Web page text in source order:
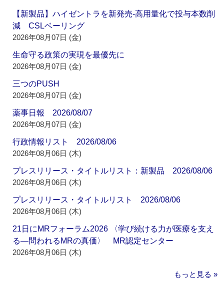
【新製品】ハイゼントラを新発売‐高用量化で投与本数削
減 CSLベーリング
2026年08月07日 (金)
生命守る政策の実現を最優先に
2026年08月07日 (金)
三つのPUSH
2026年08月07日 (金)
薬事日報 2026/08/07
2026年08月07日 (金)
行政情報リスト 2026/08/06
2026年08月06日 (木)
プレスリリース・タイトルリスト：新製品 2026/08/06
2026年08月06日 (木)
プレスリリース・タイトルリスト 2026/08/06
2026年08月06日 (木)
21日にMRフォーラム2026 〈学び続ける力が医療を支え
る―問われるMRの真価〉 MR認定センター
2026年08月06日 (木)
もっと見る »